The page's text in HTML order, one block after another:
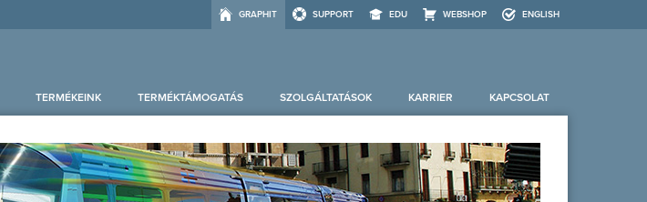
GRAPHIT SUPPORT EDU WEBSHOP ENGLISH
TERMÉKEINK TERMÉKTÁMOGATÁS SZOLGÁLTATÁSOK KARRIER KAPCSOLAT